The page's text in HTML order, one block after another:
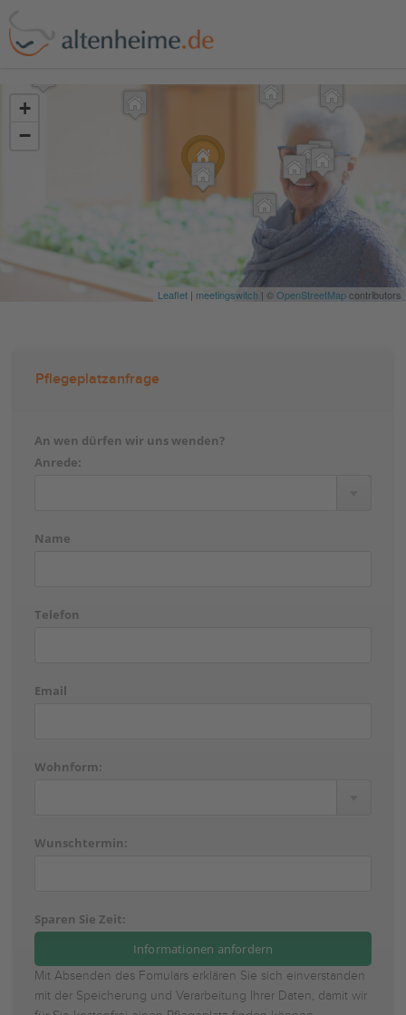
+
−
Leaflet | meetingswitch | ©OpenStreetMapcontributors
Pflegeplatzanfrage
An wen dürfen wir uns wenden?
Anrede:
Name
Telefon
Email
Wohnform:
Wunschtermin:
Sparen Sie Zeit:
Mit Absenden des Fomulars erklären Sie sich einverstanden
mit der Speicherung und Verarbeitung Ihrer Daten, damit wir